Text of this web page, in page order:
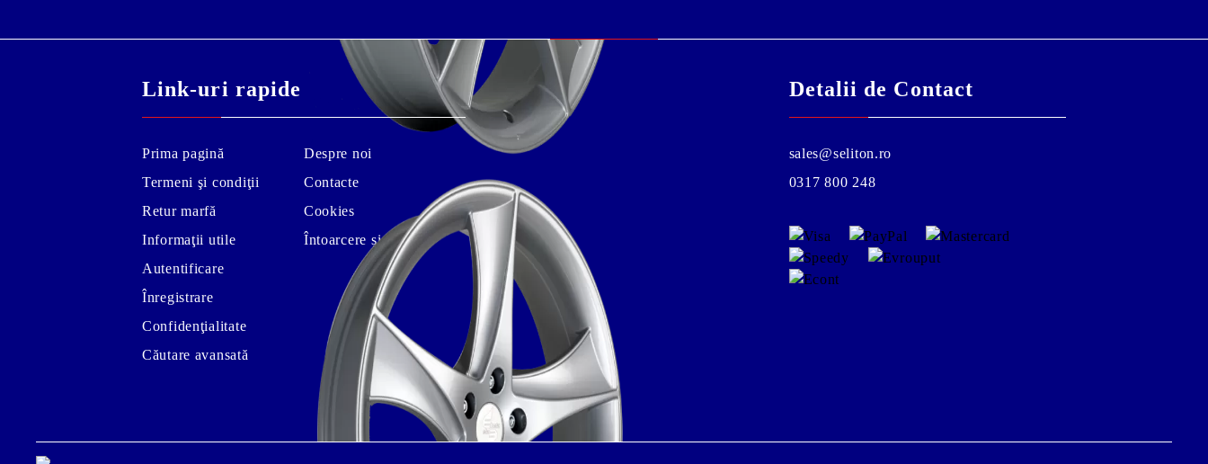
Link-uri rapide
Prima pagină
Termeni şi condiţii
Retur marfă
Informaţii utile
Autentificare
Înregistrare
Confidenţialitate
Căutare avansată
Despre noi
Contacte
Cookies
Întoarcere și schimb
Detalii de Contact
sales@seliton.ro
0317 800 248